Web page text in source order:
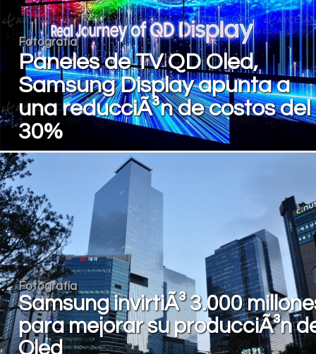
Fotografía
Paneles de TV QD Oled,
Samsung Display apunta a
una reducciÃ³n de costos del
30%
Fotografía
Samsung invirtiÃ³ 3.000
para mejorar su producciÃ³n
Oled